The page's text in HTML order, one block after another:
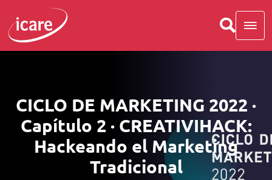
CICLO DE MARKETING 2022 ·
Capítulo 2 · CREATIVIHACK:
Hackeando el Marketing
Tradicional